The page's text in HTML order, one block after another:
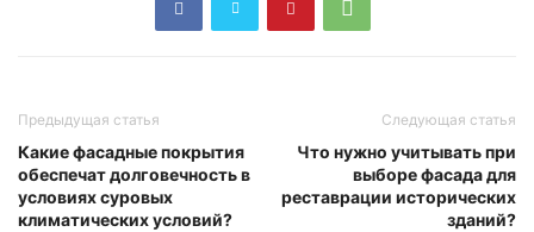
Предыдущая статья
Какие фасадные покрытия
обеспечат долговечность в
условиях суровых
климатических условий?
Следующая статья
Что нужно учитывать при
выборе фасада для
реставрации исторических
зданий?